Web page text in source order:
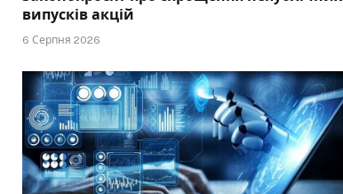
випусків акцій
6 Серпня 2026